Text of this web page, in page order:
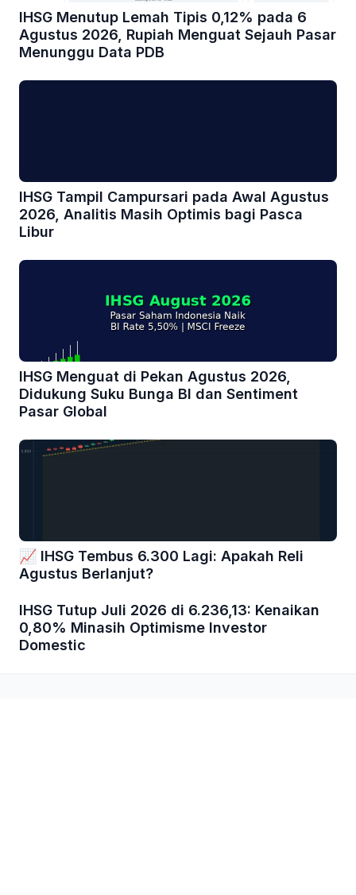
IHSG Menutup Lemah Tipis 0,12% pada 6
Agustus 2026, Rupiah Menguat Sejauh Pasar
Menunggu Data PDB
IHSG Tampil Campursari pada Awal Agustus
2026, Analitis Masih Optimis bagi Pasca
Libur
IHSG Menguat di Pekan Agustus 2026,
Didukung Suku Bunga BI dan Sentiment
Pasar Global
📈 IHSG Tembus 6.300 Lagi: Apakah Reli
Agustus Berlanjut?
IHSG Tutup Juli 2026 di 6.236,13: Kenaikan
0,80% Minasih Optimisme Investor
Domestic